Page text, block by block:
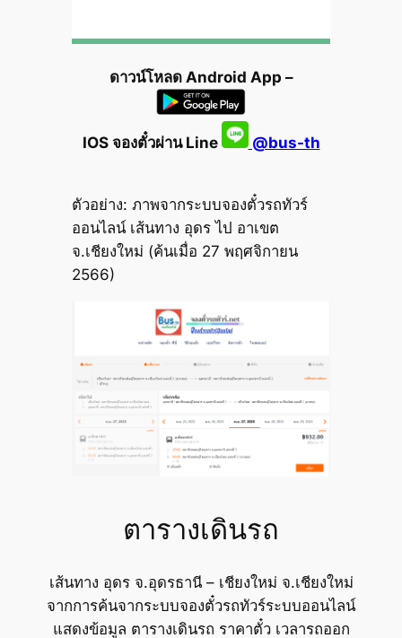
ดาวน์โหลด Android App –
IOS จองตั๋วผ่าน Line @bus-th
ตัวอย่าง: ภาพจากระบบจองตั๋วรถทัวร์
ออนไลน์ เส้นทาง อุดร ไป อาเขต
จ.เชียงใหม่ (ค้นเมื่อ 27 พฤศจิกายน
2566)
ตารางเดินรถ
เส้นทาง อุดร จ.อุดรธานี – เชียงใหม่ จ.เชียงใหม่
จากการค้นจากระบบจองตั๋วรถทัวร์ระบบออนไลน์
แสดงข้อมูล ตารางเดินรถ ราคาตั๋ว เวลารถออก